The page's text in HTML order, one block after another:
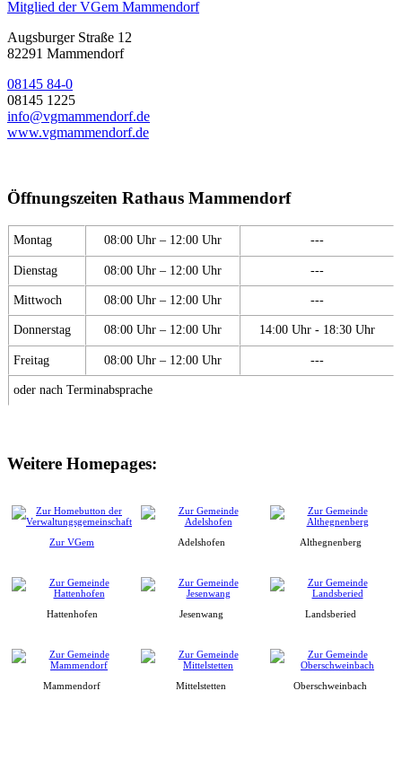
Mitglied der VGem Mammendorf
Augsburger Straße 12
82291 Mammendorf
08145 84-0
08145 1225
info@vgmammendorf.de
www.vgmammendorf.de
Öffnungszeiten Rathaus Mammendorf
Montag 08:00 Uhr – 12:00 Uhr ---
Dienstag 08:00 Uhr – 12:00 Uhr ---
Mittwoch 08:00 Uhr – 12:00 Uhr ---
Donnerstag 08:00 Uhr – 12:00 Uhr 14:00 Uhr - 18:30 Uhr
Freitag 08:00 Uhr – 12:00 Uhr ---
oder nach Terminabsprache
Weitere Homepages:
Zur VGem Adelshofen Althegnenberg
Hattenhofen Jesenwang Landsberied
Mammendorf Mittelstetten Oberschweinbach